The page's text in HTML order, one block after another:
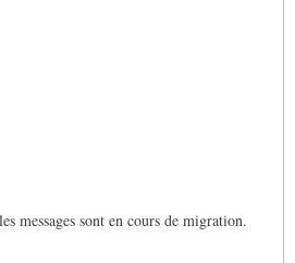
messages sont en cours de migration.